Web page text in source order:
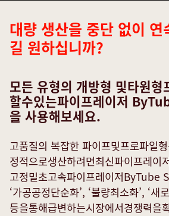
대량 생산을 중단 없이 연
길 원하십니까?
모든 유형의 개방형 및타원형
할수있는파이프레이저
을 사용해보세요.
고품질의 복잡한 파이프및프로파일
정적으로생산하려면최신파이프레이
고정밀초고속파이프레이저ByTube
‘가공공정단순화’, ‘불량최소화’, ‘새
등을통해급변하는시장에서경쟁력을